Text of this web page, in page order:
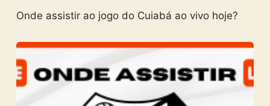
Onde assistir ao jogo do Cuiabá ao vivo hoje?